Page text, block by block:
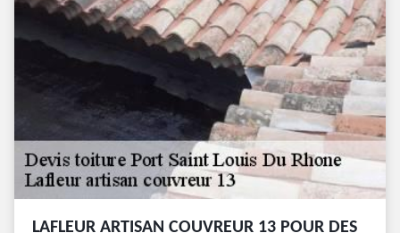
LAFLEUR ARTISAN COUVREUR 13 POUR DES